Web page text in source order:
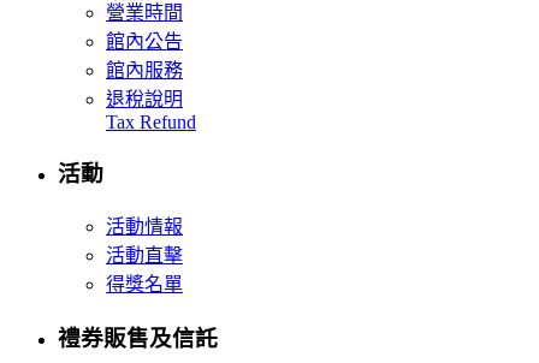
營業時間
館內公告
館內服務
退稅說明
Tax Refund
活動
活動情報
活動直擊
得獎名單
禮券販售及信託